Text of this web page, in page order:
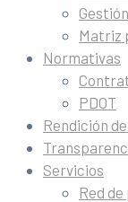
Matriz
Normativas
PDOT
Rendición
Servicios
Red